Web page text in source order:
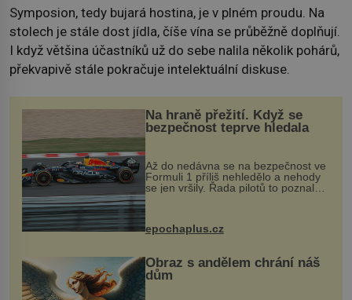
Symposion, tedy bujará hostina, je v plném proudu. Na
stolech je stále dost jídla, číše vína se průběžně doplňují.
I když většina účastníků už do sebe nalila několik pohárů,
překvapivě stále pokračuje intelektuální diskuse.
Na hraně přežití. Když se
bezpečnost teprve hledala
Až do nedávna se na bezpečnost ve
Formuli 1 příliš nehledělo a nehody
se jen vršily. Řada pilotů to poznala
na vlastní kůži, často s trvalými
následky nebo bohužel i ztrátou
života. Dnes nepochopiteln...
epochaplus.cz
Obraz s andělem chrání náš
dům